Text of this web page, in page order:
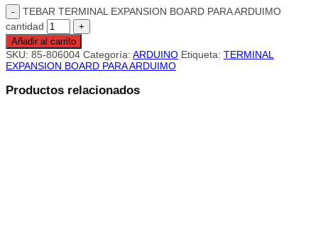
TEBAR TERMINAL EXPANSION BOARD PARA ARDUIMO
cantidad
Añadir al carrito
SKU: 85-806004 Categoría: ARDUINO Etiqueta: TERMINAL
EXPANSION BOARD PARA ARDUIMO
Productos relacionados